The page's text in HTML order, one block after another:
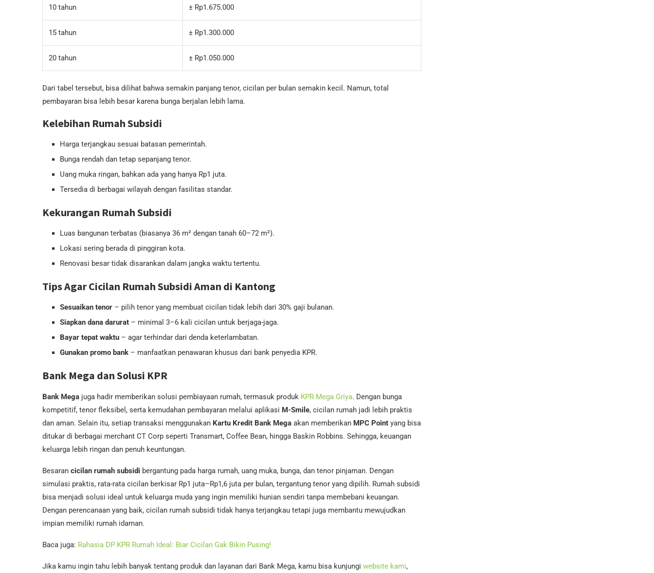
10 tahun ± Rp1.675.000
15 tahun ± Rp1.300.000
20 tahun ± Rp1.050.000
Dari tabel tersebut, bisa dilihat bahwa semakin panjang tenor, cicilan per bulan semakin kecil. Namun, total
pembayaran bisa lebih besar karena bunga berjalan lebih lama.
Kelebihan Rumah Subsidi
Harga terjangkau sesuai batasan pemerintah.
Bunga rendah dan tetap sepanjang tenor.
Uang muka ringan, bahkan ada yang hanya Rp1 juta.
Tersedia di berbagai wilayah dengan fasilitas standar.
Kekurangan Rumah Subsidi
Luas bangunan terbatas (biasanya 36 m² dengan tanah 60–72 m²).
Lokasi sering berada di pinggiran kota.
Renovasi besar tidak disarankan dalam jangka waktu tertentu.
Tips Agar Cicilan Rumah Subsidi Aman di Kantong
Sesuaikan tenor – pilih tenor yang membuat cicilan tidak lebih dari 30% gaji bulanan.
Siapkan dana darurat – minimal 3–6 kali cicilan untuk berjaga-jaga.
Bayar tepat waktu – agar terhindar dari denda keterlambatan.
Gunakan promo bank – manfaatkan penawaran khusus dari bank penyedia KPR.
Bank Mega dan Solusi KPR
Bank Mega juga hadir memberikan solusi pembiayaan rumah, termasuk produk KPR Mega Griya. Dengan bunga
kompetitif, tenor fleksibel, serta kemudahan pembayaran melalui aplikasi M-Smile, cicilan rumah jadi lebih praktis
dan aman. Selain itu, setiap transaksi menggunakan Kartu Kredit Bank Mega akan memberikan MPC Point yang bisa
ditukar di berbagai merchant CT Corp seperti Transmart, Coffee Bean, hingga Baskin Robbins. Sehingga, keuangan
keluarga lebih ringan dan penuh keuntungan.
Besaran cicilan rumah subsidi bergantung pada harga rumah, uang muka, bunga, dan tenor pinjaman. Dengan
simulasi praktis, rata-rata cicilan berkisar Rp1 juta–Rp1,6 juta per bulan, tergantung tenor yang dipilih. Rumah subsidi
bisa menjadi solusi ideal untuk keluarga muda yang ingin memiliki hunian sendiri tanpa membebani keuangan.
Dengan perencanaan yang baik, cicilan rumah subsidi tidak hanya terjangkau tetapi juga membantu mewujudkan
impian memiliki rumah idaman.
Baca juga: Rahasia DP KPR Rumah Ideal: Biar Cicilan Gak Bikin Pusing!
Jika kamu ingin tahu lebih banyak tentang produk dan layanan dari Bank Mega, kamu bisa kunjungi website kami,